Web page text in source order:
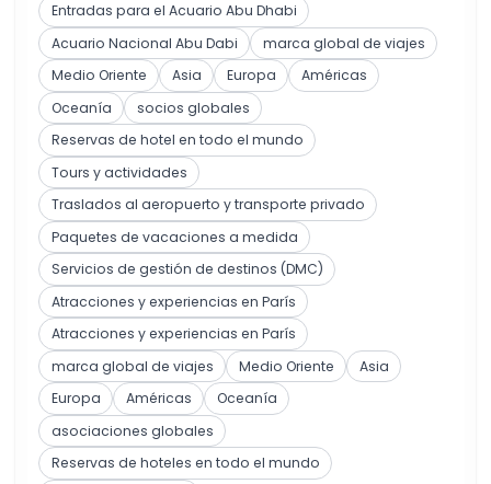
Entradas para el Acuario Abu Dhabi
Acuario Nacional Abu Dabi
marca global de viajes
Medio Oriente
Asia Europa
Américas
Oceanía
socios globales
Reservas de hotel en todo el mundo
Tours y actividades
Traslados al aeropuerto y transporte privado
Paquetes de vacaciones a medida
Servicios de gestión de destinos (DMC)
Atracciones y experiencias en París
Atracciones y experiencias en París
marca global de viajes
Medio Oriente
Asia
Europa
Américas
Oceanía
asociaciones globales
Reservas de hoteles en todo el mundo